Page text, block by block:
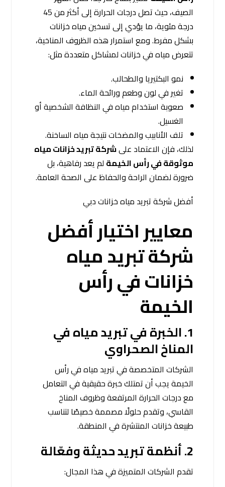
الصيف، حيث تصل درجات الحرارة إلى أكثر من 45
درجة مئوية، ما يؤدي إلى تسخين مياه خزانات
بشكل مفرط. ومع استمرار هذه الظروف المناخية،
تتعرض مياه في خزانات لمشاكل متعددة مثل:
نمو البكتيريا والطحالب.
تغير في لون وطعم ورائحة الماء.
صعوبة استخدام مياه في النظافة الشخصية أو
الغسيل.
تلف الأنابيب والمضخات نتيجة مياه الساخنة.
لذلك، فإن الاعتماد علىشركة تبريد خزانات مياه
موثوقة في رأس الخيمة لم يعد رفاهية، بل
ضرورة لضمان الراحة والحفاظ على الصحة العامة.
أفضل شركة تبريد مياه خزانات دبي
معايير اختيار أفضل
شركة تبريد مياه
خزانات في رأس
الخيمة
1. الخبرة في تبريد مياه في
المناخ الصحراوي
الشركات المتخصصة في تبريد مياه في رأس
الخيمة يجب أن تمتلك خبرة حقيقية في التعامل
مع درجات الحرارة المرتفعة وظروف المناخ
القاسي، وتقدم حلولًا مصممة خصيصًا لتناسب
طبيعة خزانات المنتشرة في المنطقة.
2. أنظمة تبريد حديثة وفعّالة
تقدم الشركات المتميزة في هذا المجال: